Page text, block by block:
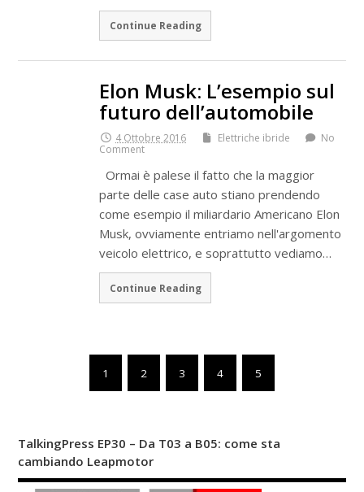
Continue Reading
Elon Musk: L’esempio sul
futuro dell’automobile
4 Ottobre 2016 Elettriche ibride
No
Comment
Ormai è palese il fatto che la maggior
parte delle case auto stiano prendendo
come esempio il miliardario Americano Elon
Musk, ovviamente entriamo nell'argomento
veicolo elettrico, e soprattutto vediamo…
Continue Reading
1 2 3 4 5
TalkingPress EP30 – Da T03 a B05: come sta
cambiando Leapmotor